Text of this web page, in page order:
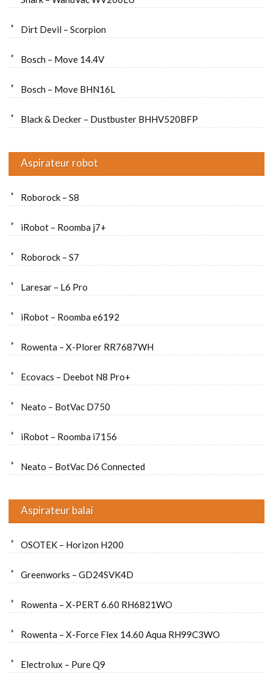
Dirt Devil – Scorpion
Bosch – Move 14.4V
Bosch – Move BHN16L
Black & Decker – Dustbuster BHHV520BFP
Aspirateur robot
Roborock – S8
iRobot – Roomba j7+
Roborock – S7
Laresar – L6 Pro
iRobot – Roomba e6192
Rowenta – X-Plorer RR7687WH
Ecovacs – Deebot N8 Pro+
Neato – BotVac D750
iRobot – Roomba i7156
Neato – BotVac D6 Connected
Aspirateur balai
OSOTEK – Horizon H200
Greenworks – GD24SVK4D
Rowenta – X-PERT 6.60 RH6821WO
Rowenta – X-Force Flex 14.60 Aqua RH99C3WO
Electrolux – Pure Q9